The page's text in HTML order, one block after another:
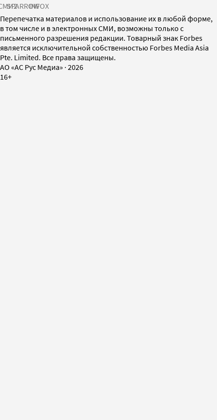
SPARROWINFOX
Перепечатка материалов и использование их в любой форме,
в том числе и в электронных СМИ, возможны только с
письменного разрешения редакции. Товарный знак Forbes
является исключительной собственностью Forbes Media Asia
Pte. Limited. Все права защищены.
AO «АС Рус Медиа» · 2026
16+